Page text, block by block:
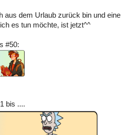
aus dem Urlaub zurück bin und eine
es tun möchte, ist jetzt^^
#50:
bis ....